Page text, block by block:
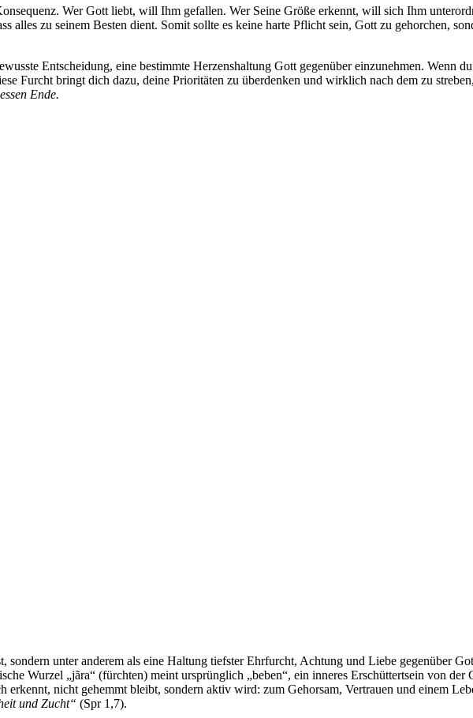
Wer Gott liebt, will Ihm gefallen. Wer Seine Größe erkennt, will sich Ihm
alles zu seinem Besten dient. Somit sollte es keine harte Pflicht sein, Gott zu gehorchen,
Entscheidung, eine bestimmte Herzenshaltung Gott gegenüber einzunehmen. Wenn
Furcht bringt dich dazu, deine Prioritäten zu überdenken und wirklich nach dem zu
Ende.
unter anderem als eine Haltung tiefster Ehrfurcht, Achtung und Liebe gegenüber
Wurzel „jãra“ (fürchten) meint ursprünglich „beben“, ein inneres Erschüttertsein von
nicht gehemmt bleibt, sondern aktiv wird: zum Gehorsam, Vertrauen und einem
und Zucht“ (Spr 1,7).